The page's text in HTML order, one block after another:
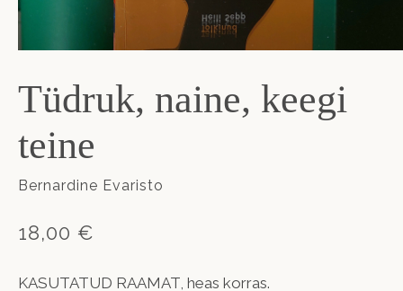
Tüdruk, naine, keegi
teine
Bernardine Evaristo
18,00 €
KASUTATUD RAAMAT, heas korras.